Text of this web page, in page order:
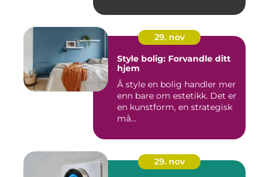
29. nov
Style bolig: Forvandle ditt
hjem
Å style en bolig handler mer
enn bare om estetikk. Det er
en kunstform, en strategisk
må...
29. nov